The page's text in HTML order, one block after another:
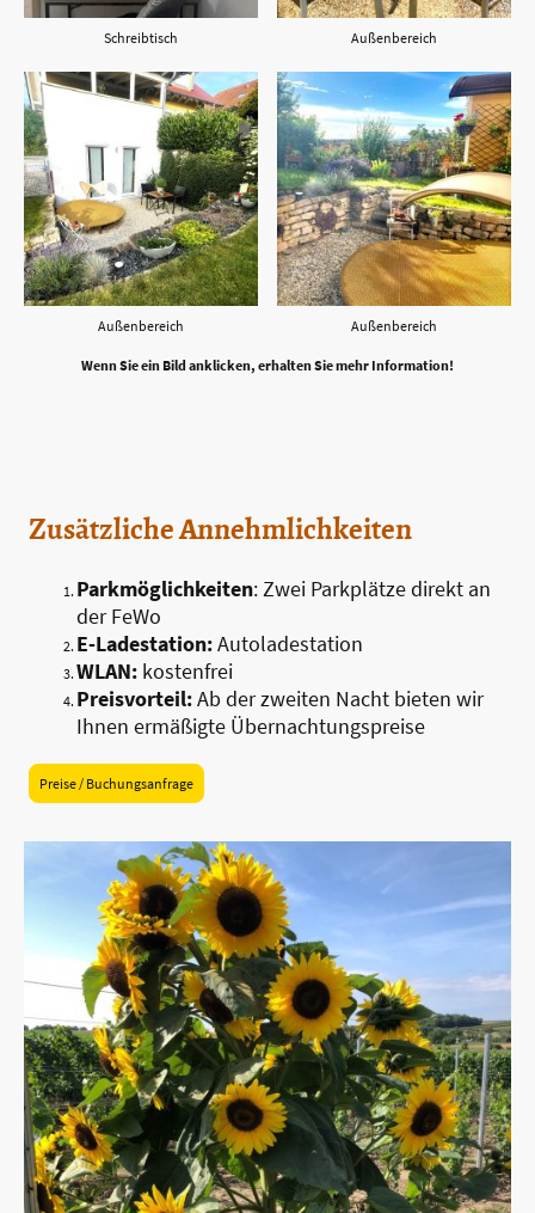
Schreibtisch Außenbereich
Außenbereich Außenbereich
Wenn Sie ein Bild anklicken, erhalten Sie mehr Information!
Zusätzliche Annehmlichkeiten
Parkmöglichkeiten: Zwei Parkplätze direkt an
der FeWo
E-Ladestation:Autoladestation
WLAN: kostenfrei
Preisvorteil:Ab der zweiten Nacht bieten wir
Ihnen ermäßigte Übernachtungspreise
Preise / Buchungsanfrage